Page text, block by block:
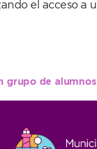
el acceso a